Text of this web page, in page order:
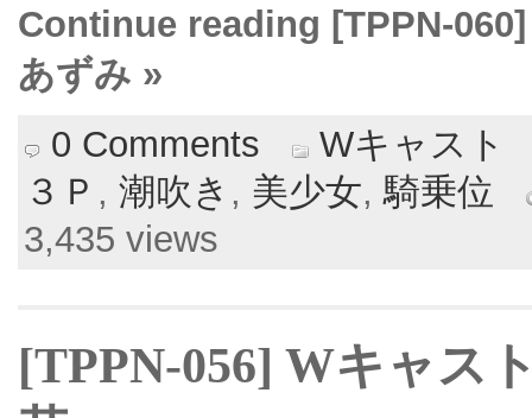
Continue reading [TPPN-
あずみ »
0 Comments
Wキャスト
３Ｐ , 潮吹き , 美少女,騎乗位
3,435 views
[TPPN-056] Wキャス